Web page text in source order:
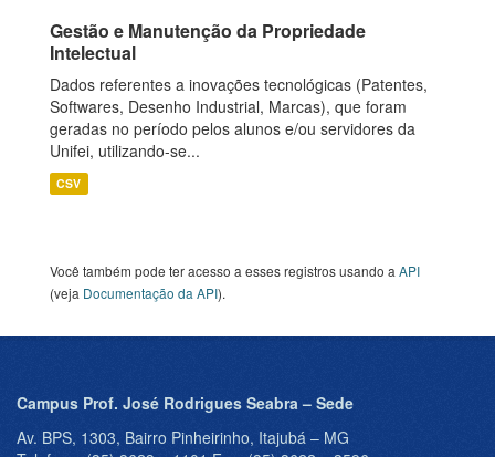
Gestão e Manutenção da Propriedade
Intelectual
Dados referentes a inovações tecnológicas (Patentes,
Softwares, Desenho Industrial, Marcas), que foram
geradas no período pelos alunos e/ou servidores da
Unifei, utilizando-se...
CSV
Você também pode ter acesso a esses registros usando a API
(veja Documentação da API).
Campus Prof. José Rodrigues Seabra – Sede
Av. BPS, 1303, Bairro Pinheirinho, Itajubá – MG